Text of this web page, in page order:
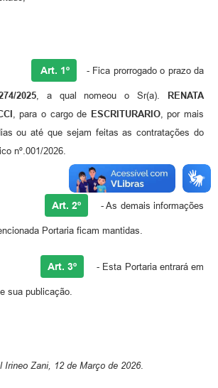
Art. 1º - Fica prorrogado o prazo da
2025, a qual nomeou o Sr(a). RENATA
, para o cargo de ESCRITURARIO, por mais
ou até que sejam feitas as contratações do
nº.001/2026.
Art. 2º - As demais informações
Portaria ficam mantidas.
Art. 3º - Esta Portaria entrará em
sua publicação.
Irineo Zani, 12 de Março de 2026.